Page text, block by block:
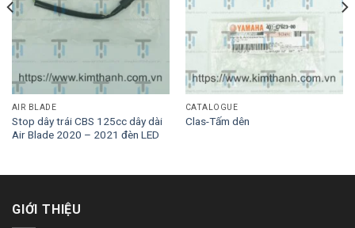
AIR BLADE
Stop dây trái CBS 125cc dây dài
Air Blade 2020 – 2021 đèn LED
CATALOGUE
Clas-Tấm dên
GIỚI THIỆU